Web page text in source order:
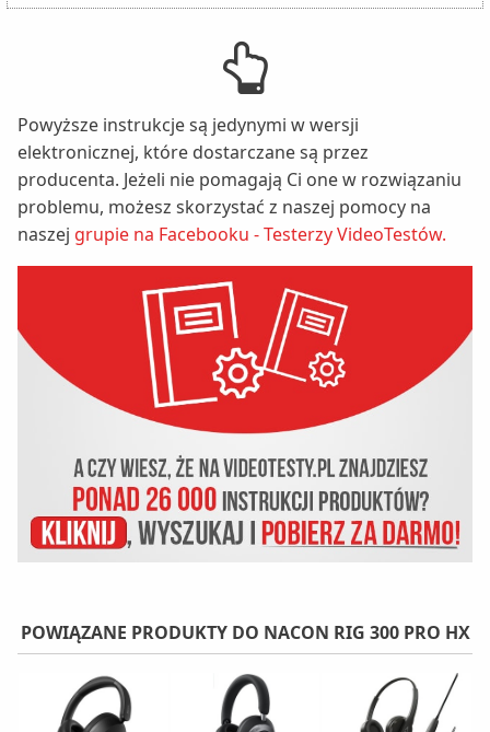
Powyższe instrukcje są jedynymi w wersji
elektronicznej, które dostarczane są przez
producenta. Jeżeli nie pomagają Ci one w rozwiązaniu
problemu, możesz skorzystać z naszej pomocy na
naszej grupie na Facebooku - Testerzy VideoTestów.
POWIĄZANE PRODUKTY DO NACON RIG 300 PRO HX